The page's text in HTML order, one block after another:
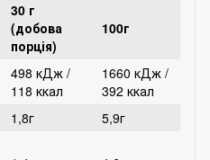
30 г
(добова
порція)
100г
498 кДж /
118 ккал
1660 кДж /
392 ккал
1,8г
5,9г